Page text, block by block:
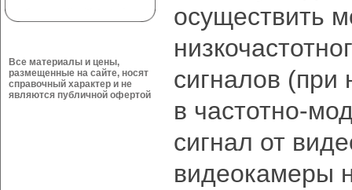
Все материалы и цены,
размещенные на сайте, носят
справочный характер и не
являются публичной офертой
осуществить
сигналов
в частотно-
сигнал от
видеокамеры